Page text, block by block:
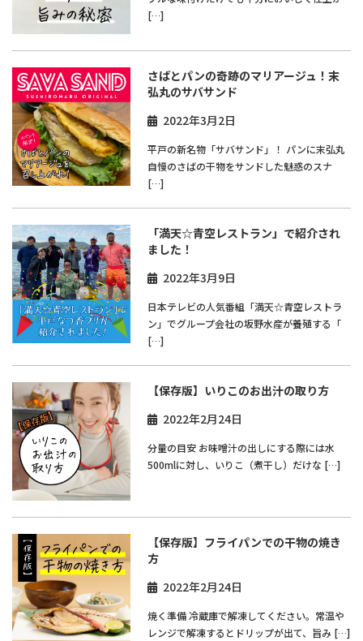
[…]
さばとパンの奇跡のマリアージュ！末
弘丸のサバサンド
2022年3月2日
平戸の新名物「サバサンド」！ パンに末弘丸
自慢のさばの干物をサンドした魅惑のスナ
[…]
「満天☆青空レストラン」で紹介され
ました！
2022年3月9日
日本テレビの人気番組「満天☆青空レストラ
ン」でグループ会社の坂野水産が養殖する「
[…]
【保存版】いりこのお出汁の取り方
2022年2月24日
分量の目安 お味噌汁の出しにする際には水
500mlに対し、いりこ（煮干し）だけな […]
【保存版】フライパンでの干物の焼き
方
2022年2月24日
焼く準備 冷蔵庫で解凍してください。常温や
レンジで解凍するとドリップが出て、旨み […]